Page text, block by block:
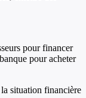
pour financer
pour acheter
situation financière